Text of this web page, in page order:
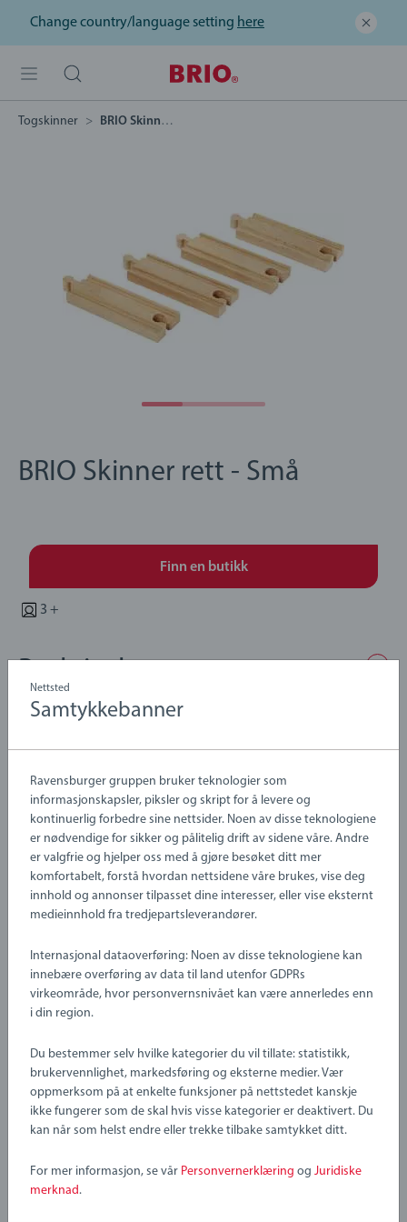
Change country/language setting here
Togskinner BRIO Skinner rett - Små
BRIO Skinner rett - Små
Finn en butikk
3 +
Selve utgangspunktet for enhver togbane. Eller noen ekstra
Details
Artikkelnummer:
63333400
EAN:
7312350333343
Warning and manufacturer information
Nettsted
Samtykkebanner
Ravensburger gruppen bruker teknologier som
informasjonskapsler, piksler og skript for å levere og
kontinuerlig forbedre sine nettsider. Noen av disse teknologiene
er nødvendige for sikker og pålitelig drift av sidene våre. Andre
er valgfrie og hjelper oss med å gjøre besøket ditt mer
komfortabelt, forstå hvordan nettsidene våre brukes, vise deg
innhold og annonser tilpasset dine interesser, eller vise eksternt
medieinnhold fra tredjepartsleverandører.
Internasjonal dataoverføring: Noen av disse teknologiene kan
innebære overføring av data til land utenfor GDPRs
virkeområde, hvor personvernsnivået kan være annerledes enn
i din region.
Du bestemmer selv hvilke kategorier du vil tillate: statistikk,
brukervennlighet, markedsføring og eksterne medier. Vær
oppmerksom på at enkelte funksjoner på nettstedet kanskje
ikke fungerer som de skal hvis visse kategorier er deaktivert. Du
kan når som helst endre eller trekke tilbake samtykket ditt.
For mer informasjon, se vår Personvernerklæring og Juridiske
merknad.